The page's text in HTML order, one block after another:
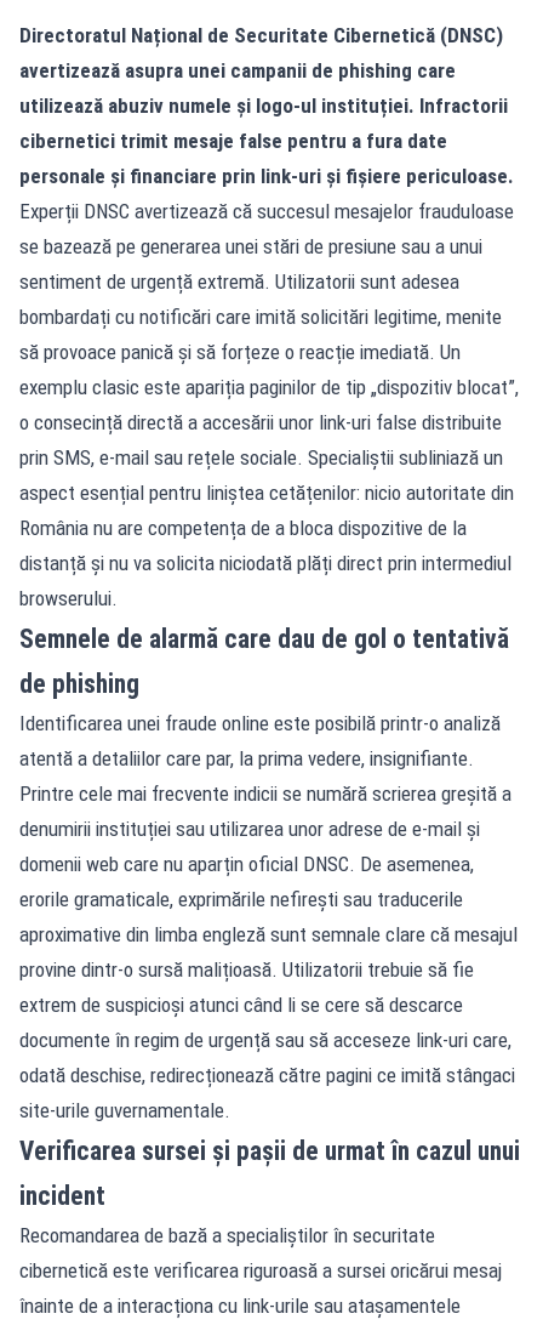
Directoratul Național de Securitate Cibernetică (DNSC)
avertizează asupra unei campanii de phishing care
utilizează abuziv numele și logo-ul instituției. Infractorii
cibernetici trimit mesaje false pentru a fura date
personale și financiare prin link-uri și fișiere periculoase.
Experții DNSC avertizează că succesul mesajelor frauduloase
se bazează pe generarea unei stări de presiune sau a unui
sentiment de urgență extremă. Utilizatorii sunt adesea
bombardați cu notificări care imită solicitări legitime, menite
să provoace panică și să forțeze o reacție imediată. Un
exemplu clasic este apariția paginilor de tip „dispozitiv blocat”,
o consecință directă a accesării unor link-uri false distribuite
prin SMS, e-mail sau rețele sociale. Specialiștii subliniază un
aspect esențial pentru liniștea cetățenilor: nicio autoritate din
România nu are competența de a bloca dispozitive de la
distanță și nu va solicita niciodată plăți direct prin intermediul
browserului.
Semnele de alarmă care dau de gol o tentativă
de phishing
Identificarea unei fraude online este posibilă printr-o analiză
atentă a detaliilor care par, la prima vedere, insignifiante.
Printre cele mai frecvente indicii se numără scrierea greșită a
denumirii instituției sau utilizarea unor adrese de e-mail și
domenii web care nu aparțin oficial DNSC. De asemenea,
erorile gramaticale, exprimările nefirești sau traducerile
aproximative din limba engleză sunt semnale clare că mesajul
provine dintr-o sursă malițioasă. Utilizatorii trebuie să fie
extrem de suspicioși atunci când li se cere să descarce
documente în regim de urgență sau să acceseze link-uri care,
odată deschise, redirecționează către pagini ce imită stângaci
site-urile guvernamentale.
Verificarea sursei și pașii de urmat în cazul unui
incident
Recomandarea de bază a specialiștilor în securitate
cibernetică este verificarea riguroasă a sursei oricărui mesaj
înainte de a interacționa cu link-urile sau atașamentele